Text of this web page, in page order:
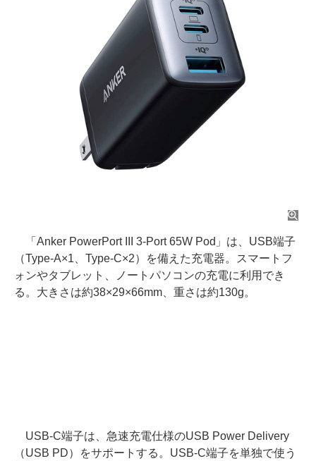
「Anker PowerPort III 3-Port 65W Pod」は、USB端子
（Type-A×1、Type-C×2）を備えた充電器。スマートフ
ォンやタブレット、ノートパソコンの充電に利用でき
る。大きさは約38×29×66mm、重さは約130g。
USB-C端子は、急速充電仕様のUSB Power Delivery
（USB PD）をサポートする。USB-C端子を単独で使う